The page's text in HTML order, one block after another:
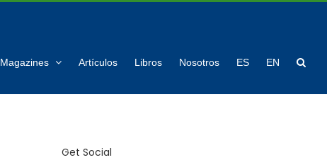
Magazines Artículos Libros Nosotros ES EN
Get Social